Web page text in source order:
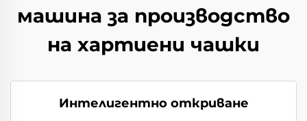
машина за производство
на хартиени чашки
Интелигентно откриване